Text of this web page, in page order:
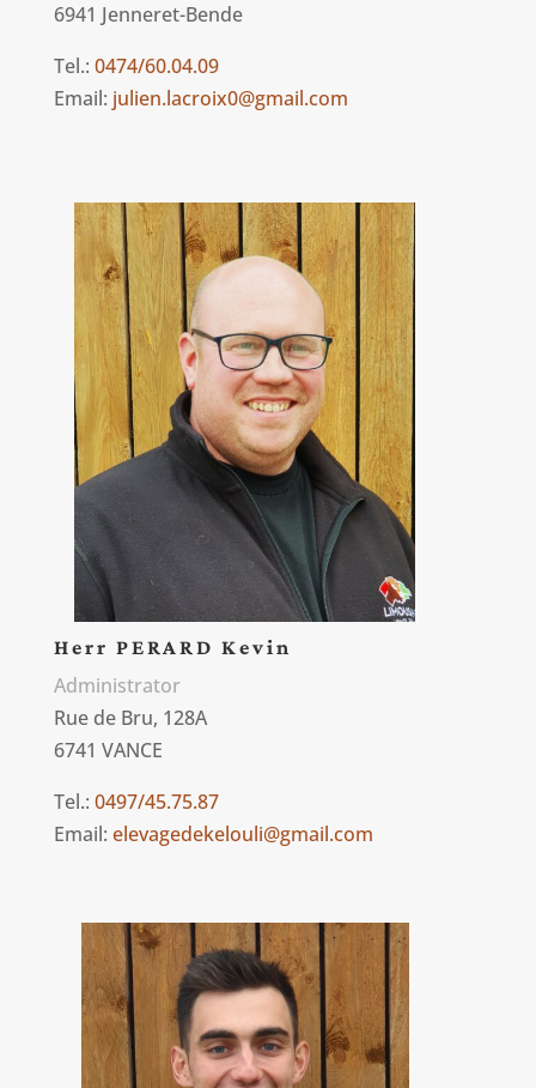
6941 Jenneret-Bende
Tel.: 0474/60.04.09
Email: julien.lacroix0@gmail.com
Herr PERARD Kevin
Administrator
Rue de Bru, 128A
6741 VANCE
Tel.: 0497/45.75.87
Email: elevagedekelouli@gmail.com